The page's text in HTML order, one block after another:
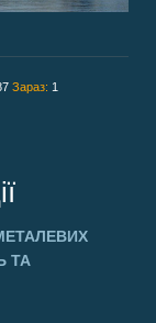
Зараз: 1
ТА